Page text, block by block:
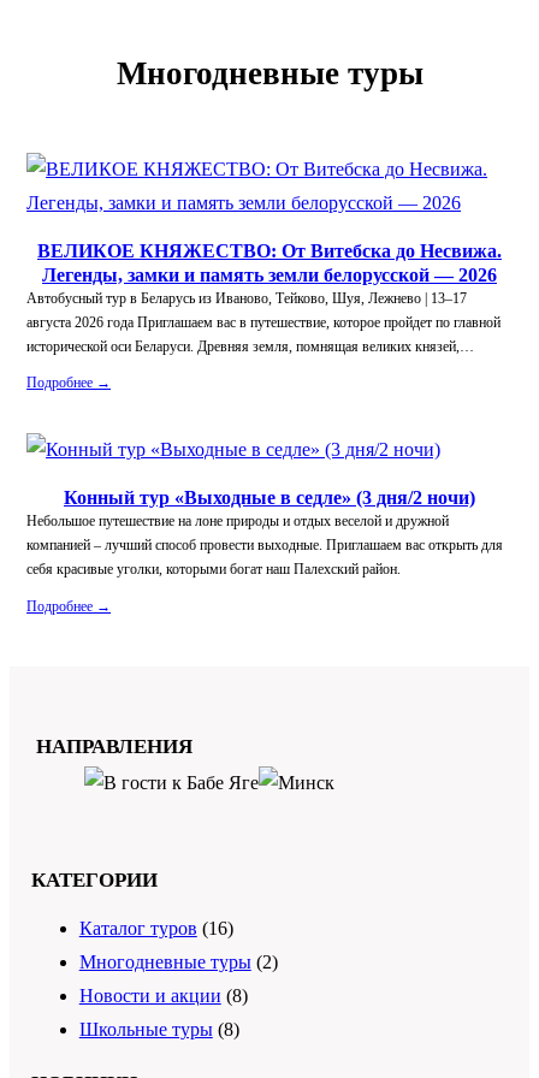
Многодневные туры
ВЕЛИКОЕ КНЯЖЕСТВО: От Витебска до Несвижа.
Легенды, замки и память земли белорусской — 2026
Автобусный тур в Беларусь из Иваново, Тейково, Шуя, Лежнево | 13–17
августа 2026 года Приглашаем вас в путешествие, которое пройдет по главной
исторической оси Беларуси. Древняя земля, помнящая великих князей,…
Подробнее →
Конный тур «Выходные в седле» (3 дня/2 ночи)
Небольшое путешествие на лоне природы и отдых веселой и дружной
компанией – лучший способ провести выходные. Приглашаем вас открыть для
себя красивые уголки, которыми богат наш Палехский район.
Подробнее →
НАПРАВЛЕНИЯ
КАТЕГОРИИ
Каталог туров (16)
Многодневные туры(2)
Новости и акции (8)
Школьные туры(8)